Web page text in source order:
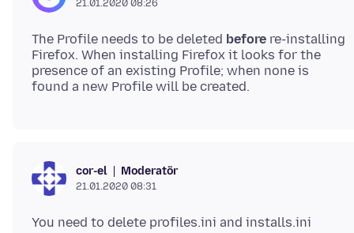
21.01.2020 08:26
The Profile needs to be deleted before re-installing
Firefox. When installing Firefox it looks for the
presence of an existing Profile; when none is
cor-el Moderatör
21.01.2020 08:31
You need to delete profiles.ini and installs.ini